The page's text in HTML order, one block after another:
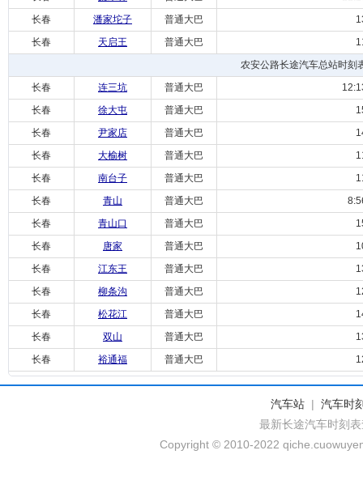
长春
潘家坨子 普通大巴
长春
天启王 普通大巴
农安公路长途汽车总站时刻
长春
连三坑 普通大巴
长春
徐大屯 普通大巴
长春
尹家店 普通大巴
长春
大榆树 普通大巴
长春
南台子 普通大巴
长春
青山 普通大巴
长春
青山口 普通大巴
长春
唐家 普通大巴
长春
江东王 普通大巴
长春
柳条沟 普通大巴
长春
松花江 普通大巴
长春
双山 普通大巴
长春
裕通福 普通大巴
汽车站 | 汽车时
最新长途汽车时刻
Copyright © 2010-2022